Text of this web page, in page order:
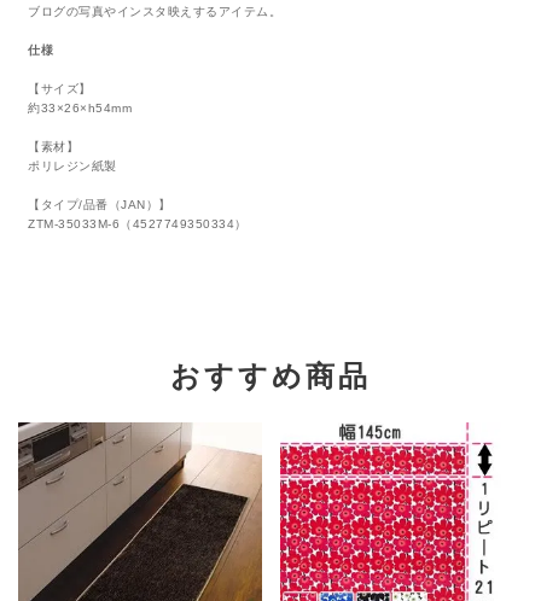
ブログの写真やインスタ映えするアイテム。
仕様
【サイズ】
約33×26×h54mm
【素材】
ポリレジン紙製
【タイプ/品番（JAN）】
ZTM-35033M-6（4527749350334）
おすすめ商品